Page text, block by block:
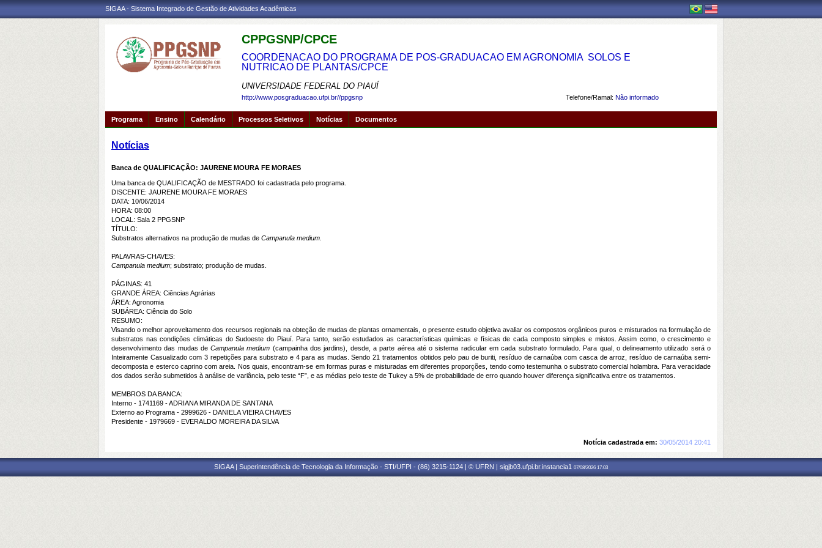
SIGAA - Sistema Integrado de Gestão de Atividades Acadêmicas
CPPGSNP/CPCE
COORDENACAO DO PROGRAMA DE POS-GRADUACAO EM AGRONOMIA  SOLOS E
NUTRICAO DE PLANTAS/CPCE
UNIVERSIDADE FEDERAL DO PIAUÍ
Telefone/Ramal: Não informado
http://www.posgraduacao.ufpi.br//ppgsnp
Programa Ensino Calendário Processos Seletivos Notícias Documentos
Notícias
Banca de QUALIFICAÇÃO: JAURENE MOURA FE MORAES
Uma banca de QUALIFICAÇÃO de MESTRADO foi cadastrada pelo programa.
DISCENTE: JAURENE MOURA FE MORAES
DATA: 10/06/2014
HORA: 08:00
LOCAL: Sala 2 PPGSNP
TÍTULO:
Substratos alternativos na produção de mudas de Campanula medium.
PALAVRAS-CHAVES:
Campanula medium; substrato; produção de mudas.
PÁGINAS: 41
GRANDE ÁREA: Ciências Agrárias
ÁREA: Agronomia
SUBÁREA: Ciência do Solo
RESUMO:
Visando o melhor aproveitamento dos recursos regionais na obteção de mudas de plantas ornamentais, o presente estudo objetiva avaliar os compostos orgânicos puros e misturados na formulação de
substratos nas condições climáticas do Sudoeste do Piauí. Para tanto, serão estudados as características químicas e físicas de cada composto simples e mistos. Assim como, o crescimento e
desenvolvimento das mudas deCampanula medium (campainha dos jardins), desde, a parte aérea até o sistema radicular em cada substrato formulado. Para qual, o delineamento utilizado será o
Inteiramente Casualizado com 3 repetições para substrato e 4 para as mudas. Sendo 21 tratamentos obtidos pelo pau de buriti, resíduo de carnaúba com casca de arroz, resíduo de carnaúba semi-
decomposta e esterco caprino com areia. Nos quais, encontram-se em formas puras e misturadas em diferentes proporções, tendo como testemunha o substrato comercial holambra. Para veracidade
dos dados serão submetidos à análise de variância, pelo teste “F”, e as médias pelo teste de Tukey a 5% de probabilidade de erro quando houver diferença significativa entre os tratamentos.
MEMBROS DA BANCA:
Interno - 1741169 - ADRIANA MIRANDA DE SANTANA
Externo ao Programa - 2999626 - DANIELA VIEIRA CHAVES
Presidente - 1979669 - EVERALDO MOREIRA DA SILVA
Notícia cadastrada em: 30/05/2014 20:41
SIGAA | Superintendência de Tecnologia da Informação - STI/UFPI - (86) 3215-1124 | © UFRN | sigjb03.ufpi.br.instancia1 07/08/2026 17:03